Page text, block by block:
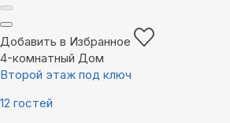
Добавить в Избранное
4-комнатный Дом
Второй этаж под ключ
12 гостей